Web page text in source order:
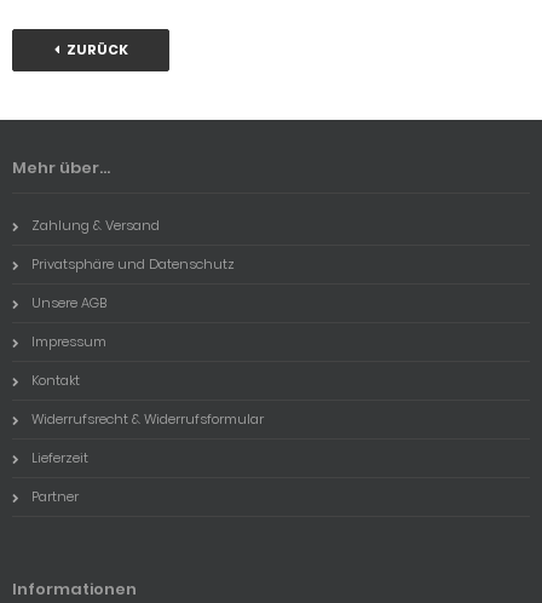
ZURÜCK
Mehr über...
Zahlung & Versand
Privatsphäre und Datenschutz
Unsere AGB
Impressum
Kontakt
Widerrufsrecht & Widerrufsformular
Lieferzeit
Partner
Informationen